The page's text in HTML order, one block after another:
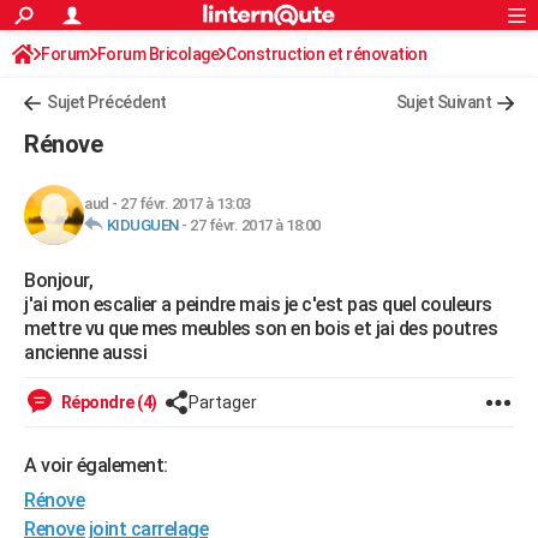
ACTUALITÉS
Politique
Société
Faits Divers
Education
Monde
Villes
+
Retraite
Impôts
Epargne
Immobilier
Risques naturels par ville
Banque
Assurance
Crédit
AUTO
HIGH-TECH
Mobiles
Meilleur smartphone
Internet
Ordinateurs
Jeux vidéo
Guide high-tech
+BRICOLAGE
Forum
Aménagement intérieur
Extérieur
Cuisine
Salle de bains
Jardinage
Rangement
Guides de France
Escapades
Patrimoine
Expositions
Musées
Week-end nature
Art de vivre
Bien-être
Loisirs
Mode
Modes de vie
SANTE
Alimentation
Guide de la santé
Maladies
Médicaments
Sommeil
VOYAGE
Rechercher
S'inscrire
Connexion
Forum Forum Bricolage Construction et rénovation
Sujet Précédent Sujet Suivant
Rénove
aud - 27 févr. 2017 à 13:03
KIDUGUEN- 27 févr. 2017 à 18:00
Bonjour,
j'ai mon escalier a peindre mais je c'est pas quel couleurs
mettre vu que mes meubles son en bois et jai des poutres
ancienne aussi
Répondre (4) Partager
A voir également:
Rénove
Renove joint carrelage